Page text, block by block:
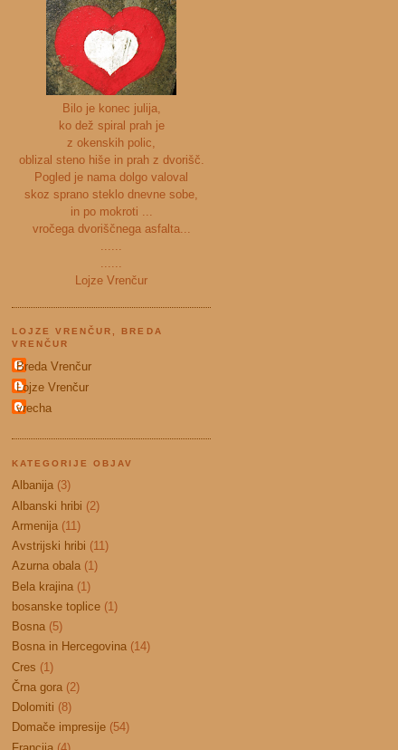
Bilo je konec julija,
ko dež spiral prah je
z okenskih polic,
oblizal steno hiše in prah z dvorišč.
Pogled je nama dolgo valoval
skoz sprano steklo dnevne sobe,
in po mokroti ...
vročega dvoriščnega asfalta...
......
......
Lojze Vrenčur
LOJZE VRENČUR, BREDA
VRENČUR
Breda Vrenčur
Lojze Vrenčur
vrecha
KATEGORIJE OBJAV
Albanija (3)
Albanski hribi (2)
Armenija (11)
Avstrijski hribi (11)
Azurna obala (1)
Bela krajina (1)
bosanske toplice (1)
Bosna (5)
Bosna in Hercegovina (14)
Cres (1)
Črna gora (2)
Dolomiti (8)
Domače impresije (54)